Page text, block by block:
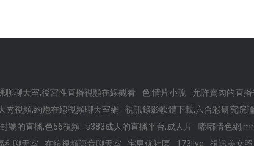
聊聊天室,後宮性直播視頻在線觀看 色 情片小說 允許賣肉的直播
秀視頻,約炮在線視頻聊天室網 視訊錄影軟體下載,六合彩研究院
號的直播,色56視頻 s383成人的直播平台,成人片 嘟嘟情色網
利聊天室 在線視頻語音聊天室 宅男优社區 173live 視訊美女